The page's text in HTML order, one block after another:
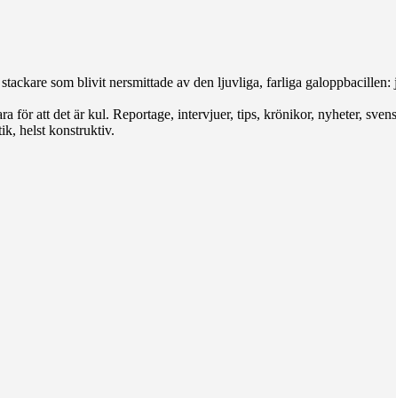
som blivit nersmittade av den ljuvliga, farliga
att det är kul. Reportage, intervjuer, tips, krönikor, nyheter,
helst konstruktiv.